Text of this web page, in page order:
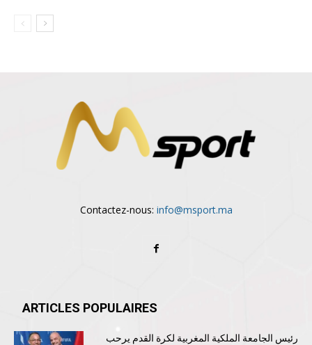
Contactez-nous: info@msport.ma
ARTICLES POPULAIRES
رئيس الجامعة الملكية المغربية لكرة القدم يرحب